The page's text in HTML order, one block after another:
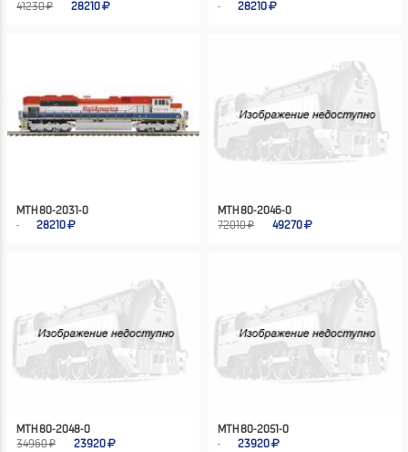
41230 ₽
28210
28210
MTH 80-2031-0
28210
MTH 80-2046-0
72010 ₽
49270
MTH 80-2048-0
34960 ₽
23920
MTH 80-2051-0
23920